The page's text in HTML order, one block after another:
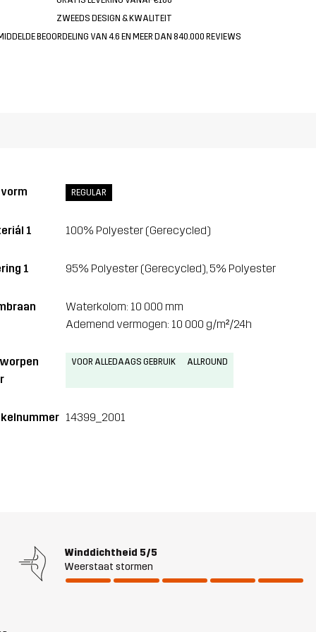
ZWEEDS DESIGN & KWALITEIT
BEOORDELING VAN 4.6 EN MEER DAN 840.000 REVIEWS
REGULAR
1 100% Polyester (Gerecycled)
1 95% Polyester (Gerecycled), 5% Polyester
Waterkolom: 10 000 mm
Ademend vermogen: 10 000 g/m²/24h
VOOR ALLEDAAGS GEBRUIK ALLROUND
14399_2001
Winddichtheid 5/5
Weerstaat stormen